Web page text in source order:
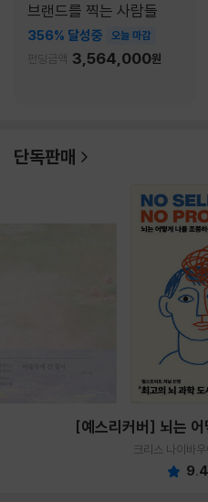
브랜드를 찍는 사람들
356% 달성중 오늘 마감
펀딩금액 3,564,000원
단독판매
[예스리커버] 뇌는
크리스 나이바
9.4